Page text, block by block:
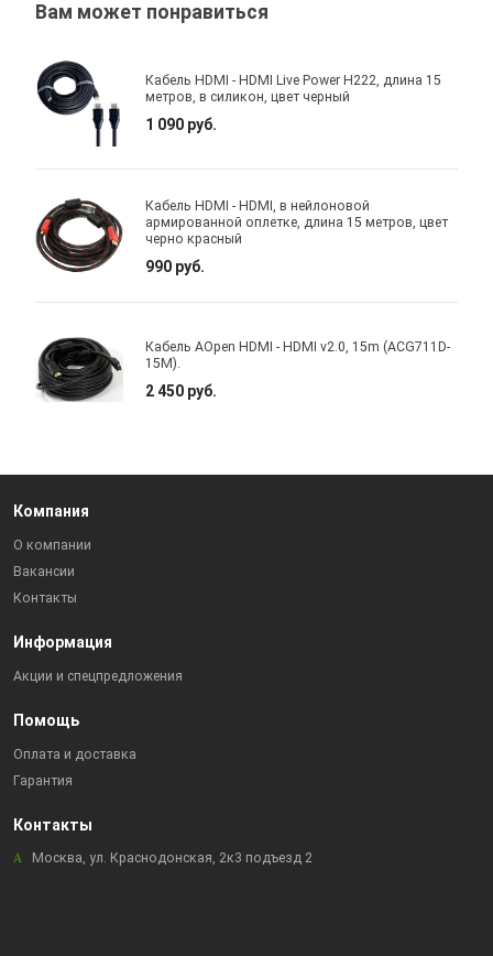
Вам может понравиться
Кабель HDMI - HDMI Live Power H222, длина 15
метров, в силикон, цвет черный
1 090 руб.
Кабель HDMI - HDMI, в нейлоновой
армированной оплетке, длина 15 метров, цвет
черно красный
990 руб.
Кабель AOpen HDMI - HDMI v2.0, 15m (ACG711D-
15M).
2 450 руб.
Компания
О компании
Вакансии
Контакты
Информация
Акции и спецпредложения
Помощь
Оплата и доставка
Гарантия
Контакты
Москва, ул. Краснодонская, 2к3 подъезд 2